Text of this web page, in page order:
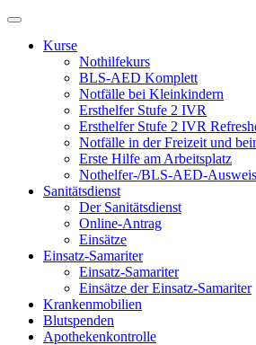
Kurse
Nothilfekurs
BLS-AED Komplett
Notfälle bei Kleinkindern
Ersthelfer Stufe 2 IVR
Ersthelfer Stufe 2 IVR
Notfälle in der Freizeit und
Erste Hilfe am Arbeitsplatz
Nothelfer-/BLS-AED-
Sanitätsdienst
Der Sanitätsdienst
Online-Antrag
Einsätze
Einsatz-Samariter
Einsatz-Samariter
Einsätze der Einsatz-Samariter
Krankenmobilien
Blutspenden
Apothekenkontrolle